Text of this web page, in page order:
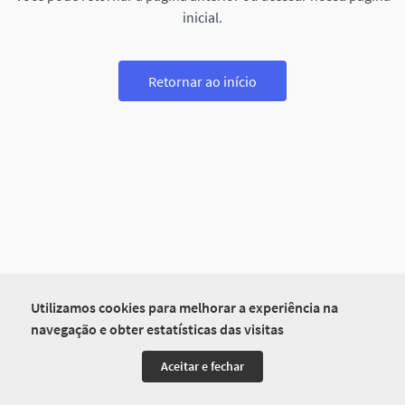
Utilizamos cookies para melhorar a experiência na
navegação e obter estatísticas das visitas
Aceitar e fechar
inicial.
Retornar ao início